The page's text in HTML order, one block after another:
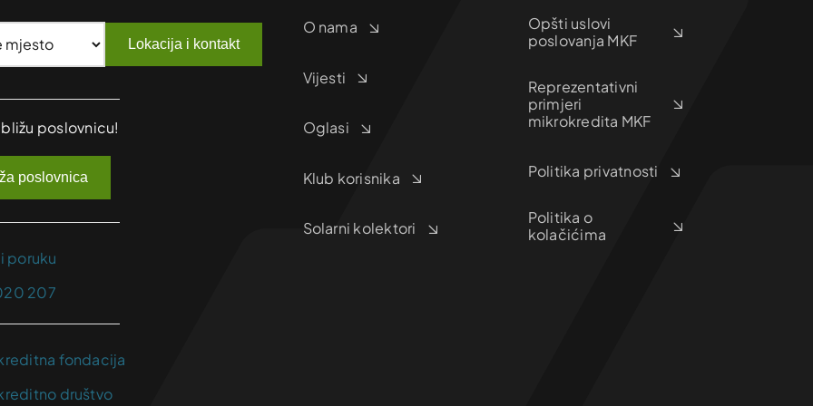
Lokacija i kontakt
poslovnicu!
poslovnica
poruku
207
fondacija
društvo
O nama
Vijesti
Oglasi
Klub korisnika
Solarni kolektori
Opšti uslovi
poslovanja MKF
Reprezentativni
primjeri
mikrokredita MKF
Politika privatnosti
Politika o
kolačićima